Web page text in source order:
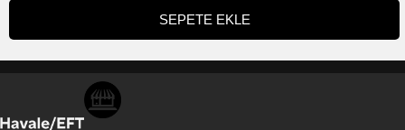
SEPETE EKLE